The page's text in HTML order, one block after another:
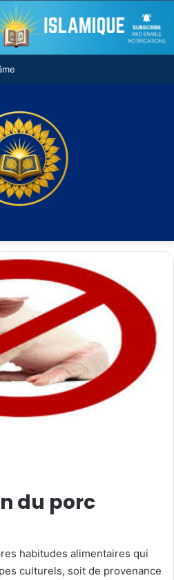
du porc
habitudes alimentaires qui
culturels, soit de provenance